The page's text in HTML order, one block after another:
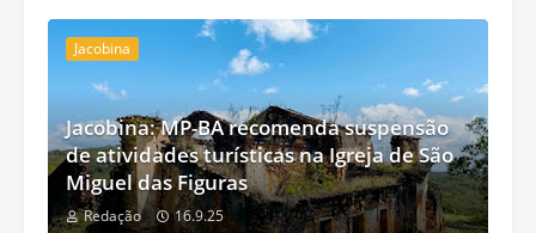
Jacobina
Jacobina: MP-BA recomenda suspensão
de atividades turísticas na Igreja de São
Miguel das Figuras
Redação 16.9.25